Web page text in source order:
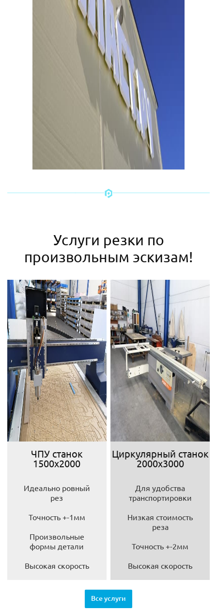
Услуги резки по
произвольным эскизам!
ЧПУ станок
1500х2000
Идеально ровный
рез
Точность +-1мм
Произвольные
формы детали
Высокая скорость
Циркулярный станок
2000х3000
Для удобства
транспортировки
Низкая стоимость
реза
Точность +-2мм
Высокая скорость
Все услуги